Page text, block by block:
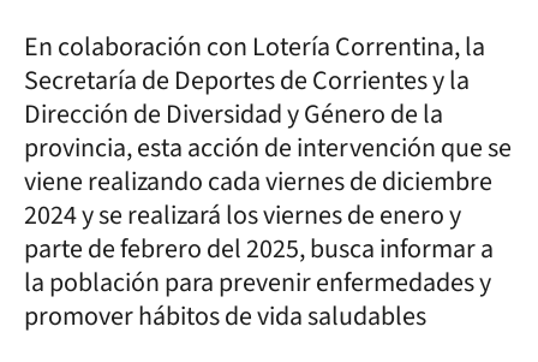
En colaboración con Lotería Correntina, la
Secretaría de Deportes de Corrientes y la
Dirección de Diversidad y Género de la
provincia, esta acción de intervención que se
viene realizando cada viernes de diciembre
2024 y se realizará los viernes de enero y
parte de febrero del 2025, busca informar a
la población para prevenir enfermedades y
promover hábitos de vida saludables